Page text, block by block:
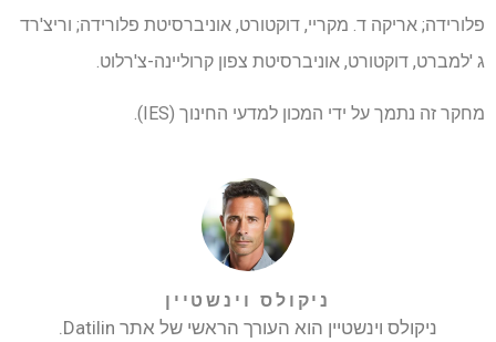
פלורידה; אריקה ד. מקריי, דוקטורט, אוניברסיטת פלורידה; וריצ'רד
ג 'למברט, דוקטורט, אוניברסיטת צפון קרוליינה-צ'רלוט.
מחקר זה נתמך על ידי המכון למדעי החינוך (IES).
ניקולס וינשטיין
ניקולס וינשטיין הוא העורך הראשי של אתר Datilin.